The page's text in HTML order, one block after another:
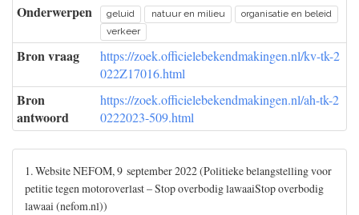
Onderwerpen geluid natuur en milieu
organisatie en beleid
verkeer
Bron vraag
https://zoek.officielebekendmakingen.nl/kv-tk-2
022Z17016.html
Bron
antwoord
https://zoek.officielebekendmakingen.nl/ah-tk-2
0222023-509.html
1. Website NEFOM, 9 september 2022 (Politieke belangstelling voor
petitie tegen motoroverlast – Stop overbodig lawaaiStop overbodig
lawaai (nefom.nl))